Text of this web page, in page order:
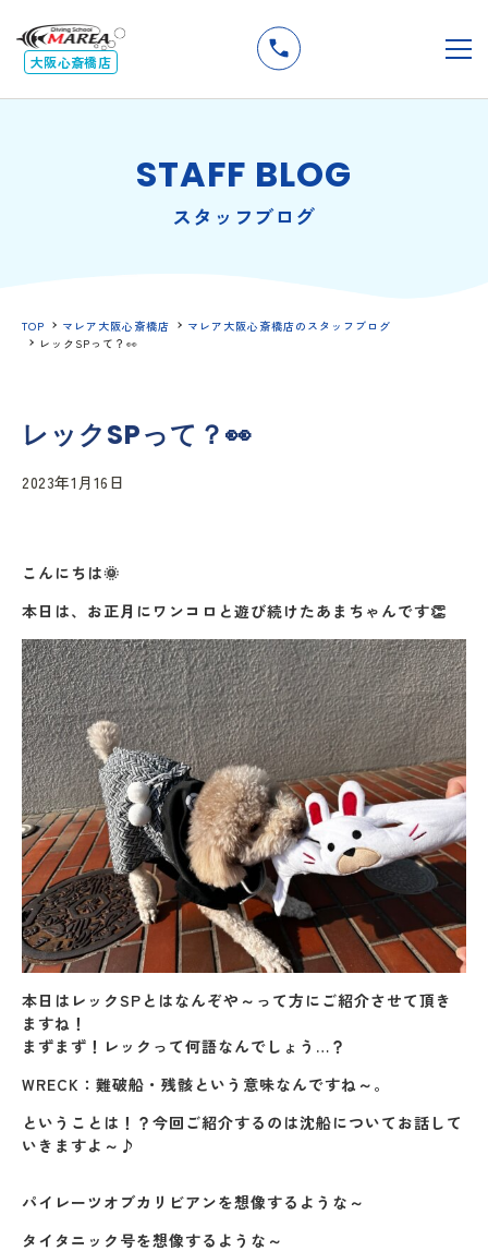
大阪心斎橋店
STAFF BLOG
スタッフブログ
TOP マレア大阪心斎橋店
マレア大阪心斎橋店のスタッフブログ
レックSPって？👀
レックSPって？👀
2023年1月16日
こんにちは🌞
本日は、お正月にワンコロと遊び続けたあまちゃんです👏
本日はレックSPとはなんぞや～って方にご紹介させて頂き
ますね！
まずまず！レックって何語なんでしょう…？
WRECK：難破船・残骸という意味なんですね～。
ということは！？今回ご紹介するのは沈船についてお話して
いきますよ～♪
パイレーツオブカリビアンを想像するような～
タイタニック号を想像するような～